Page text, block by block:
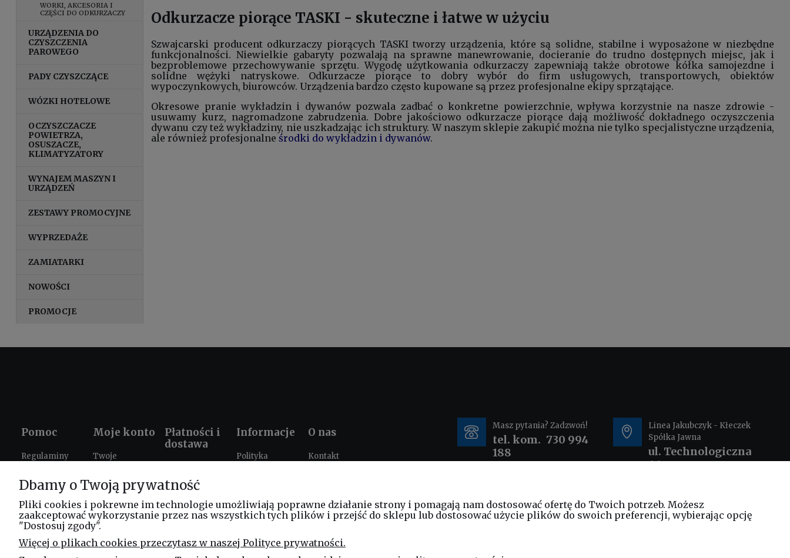
WORKI, AKCESORIA I
CZĘŚCI DO ODKURZACZY
URZĄDZENIA DO
CZYSZCZENIA
PAROWEGO
PADY CZYSZCZĄCE
WÓZKI HOTELOWE
OCZYSZCZACZE
POWIETRZA,
OSUSZACZE,
KLIMATYZATORY
WYNAJEM MASZYN I
URZĄDZEŃ
ZESTAWY PROMOCYJNE
WYPRZEDAŻE
ZAMIATARKI
NOWOŚCI
PROMOCJE
Odkurzacze piorące TASKI - skuteczne i łatwe w użyciu
Szwajcarski producent odkurzaczy piorących TASKI tworzy urządzenia, które są solidne, stabilne i wyposażone w niezbędne
funkcjonalności. Niewielkie gabaryty pozwalają na sprawne manewrowanie, docieranie do trudno dostępnych miejsc, jak i
bezproblemowe przechowywanie sprzętu. Wygodę użytkowania odkurzaczy zapewniają także obrotowe kółka samojezdne i
solidne wężyki natryskowe. Odkurzacze piorące to dobry wybór do firm usługowych, transportowych, obiektów
wypoczynkowych, biurowców. Urządzenia bardzo często kupowane są przez profesjonalne ekipy sprzątające.
Okresowe pranie wykładzin i dywanów pozwala zadbać o konkretne powierzchnie, wpływa korzystnie na nasze zdrowie -
usuwamy kurz, nagromadzone zabrudzenia. Dobre jakościowo odkurzacze piorące dają możliwość dokładnego oczyszczenia
dywanu czy też wykładziny, nie uszkadzając ich struktury. W naszym sklepie zakupić można nie tylko specjalistyczne urządzenia,
ale również profesjonalneśrodki do wykładzin i dywanów.
Pomoc
Regulaminy
plików cookies
Zwroty i
reklamacje
FAQ
Moje konto
Twoje
Ustawienia
konta
Płatności i
dostawa
Czas i koszty
Informacje
Polityka
szkolenia
Program
Leasing
O nas
Kontakt
Masz pytania? Zadzwoń!
tel. kom. 730 994
188
Linea Jakubczyk - Kłeczek
Spółka Jawna
ul. Technologiczna
44
sklep@elinea.com.pl
Dbamy o Twoją prywatność
Pliki cookies i pokrewne im technologie umożliwiają poprawne działanie strony i pomagają nam dostosować ofertę do Twoich potrzeb. Możesz
zaakceptować wykorzystanie przez nas wszystkich tych plików i przejść do sklepu lub dostosować użycie plików do swoich preferencji, wybierając opcję
"Dostosuj zgody".
Więcej o plikach cookies przeczytasz w naszej Polityce prywatności.